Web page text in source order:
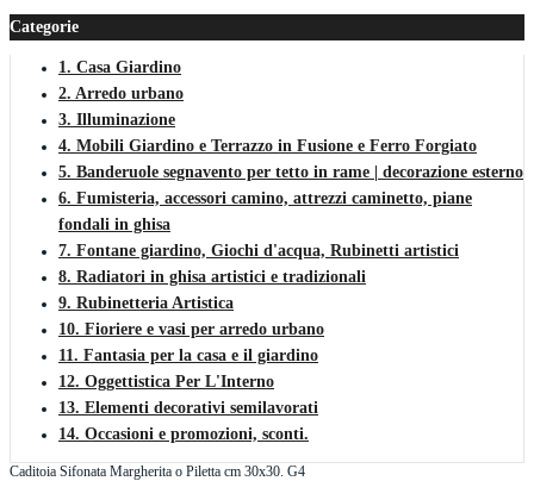
Categorie
1. Casa Giardino
2. Arredo urbano
3. Illuminazione
4. Mobili Giardino e Terrazzo in Fusione e Ferro Forgiato
5. Banderuole segnavento per tetto in rame | decorazione esterno
6. Fumisteria, accessori camino, attrezzi caminetto, piane
fondali in ghisa
7. Fontane giardino, Giochi d'acqua, Rubinetti artistici
8. Radiatori in ghisa artistici e tradizionali
9. Rubinetteria Artistica
10. Fioriere e vasi per arredo urbano
11. Fantasia per la casa e il giardino
12. Oggettistica Per L'Interno
13. Elementi decorativi semilavorati
14. Occasioni e promozioni, sconti.
Caditoia Sifonata Margherita o Piletta cm 30x30. G4